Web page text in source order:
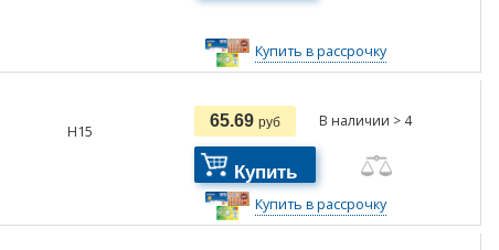
Купить в рассрочку
H15
65.69 руб В наличии > 4
Купить
Купить в рассрочку